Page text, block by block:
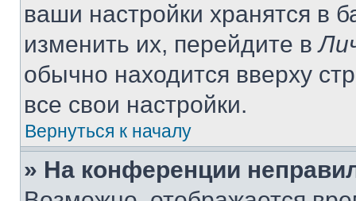
ваши настройки хранятся в
изменить их, перейдите в
обычно находится вверху
все свои настройки.
Вернуться к началу
» На конференции